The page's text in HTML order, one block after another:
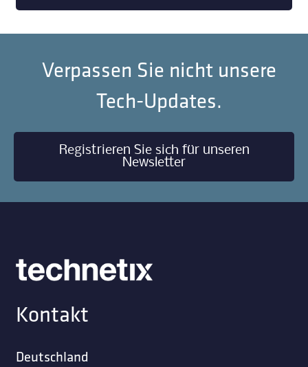
Verpassen Sie nicht unsere
Tech-Updates.
Registrieren Sie sich für unseren
Newsletter
Kontakt
Deutschland